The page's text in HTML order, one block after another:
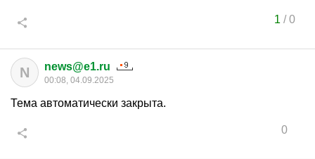
1 /0
N news@e1.ru
00:08, 04.09.2025
Тема автоматически закрыта.
0